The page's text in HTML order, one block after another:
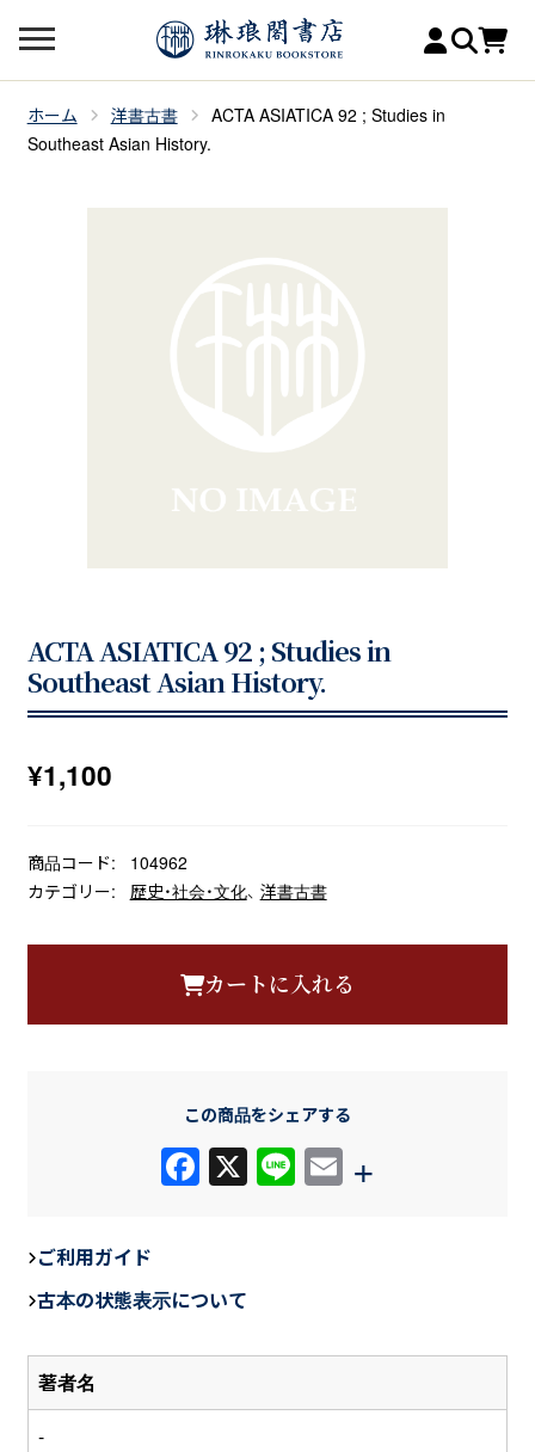
ホーム 洋書古書
ACTA ASIATICA 92 ; Studies in
Southeast Asian History.
ACTA ASIATICA 92 ; Studies in
Southeast Asian History.
¥1,100
商品コード:
104962
カテゴリー:
歴史・社会・文化、 洋書古書
著者名
-
カートに入れる
この商品をシェアする
F
e
b
o
o
X Li E
+
ご利用ガイド
古本の状態表示について